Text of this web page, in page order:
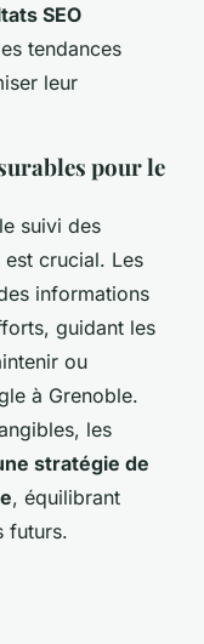
SEO
tendances
leur
pour le
suivi des
est crucial. Les
informations
guidant les
ou
à Grenoble.
les
stratégie de
, équilibrant
futurs.